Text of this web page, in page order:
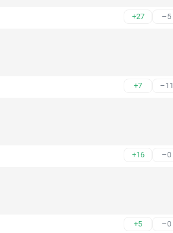
+27 –5
+7 –11
+16 –0
+5 –0